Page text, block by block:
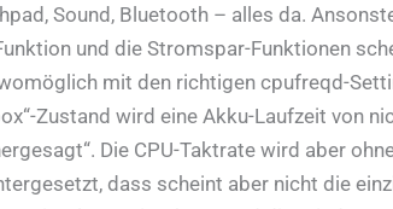
Sound, Bluetooth – alles da.
und die Stromspar-Funktionen
mit den richtigen cpufreqd-
Zustand wird eine Akku-Laufzeit von
Die CPU-Taktrate wird aber
dass scheint aber nicht die